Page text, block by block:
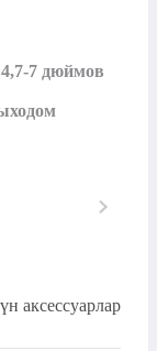
7 дюймов
аксессуарлар